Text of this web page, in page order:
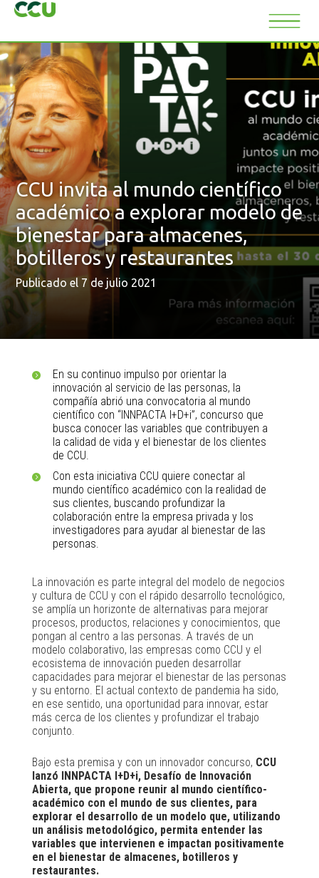
CCU invita al mundo científico
académico a explorar modelo de
bienestar para almacenes,
botilleros y restaurantes
Publicado el 7 de julio 2021
En su continuo impulso por orientar la
innovación al servicio de las personas, la
compañía abrió una convocatoria al mundo
científico con “INNPACTA I+D+i”, concurso que
busca conocer las variables que contribuyen a
la calidad de vida y el bienestar de los clientes
de CCU.
Con esta iniciativa CCU quiere conectar al
mundo científico académico con la realidad de
sus clientes, buscando profundizar la
colaboración entre la empresa privada y los
investigadores para ayudar al bienestar de las
personas.
La innovación es parte integral del modelo de negocios
y cultura de CCU y con el rápido desarrollo tecnológico,
se amplía un horizonte de alternativas para mejorar
procesos, productos, relaciones y conocimientos, que
pongan al centro a las personas. A través de un
modelo colaborativo, las empresas como CCU y el
ecosistema de innovación pueden desarrollar
capacidades para mejorar el bienestar de las personas
y su entorno. El actual contexto de pandemia ha sido,
en ese sentido, una oportunidad para innovar, estar
más cerca de los clientes y profundizar el trabajo
conjunto.
Bajo esta premisa y con un innovador concurso, CCU
lanzó INNPACTA I+D+i, Desafío de Innovación
Abierta, que propone reunir al mundo científico-
académico con el mundo de sus clientes, para
explorar el desarrollo de un modelo que, utilizando
un análisis metodológico, permita entender las
variables que intervienen e impactan positivamente
en el bienestar de almacenes, botilleros y
restaurantes.